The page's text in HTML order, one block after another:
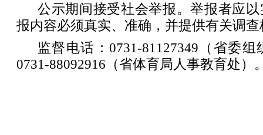
公示期间接受社会举报。举报者应
报内容必须真实、准确，并提供有关调
监督电话：0731-81127349（省委
0731-88092916（省体育局人事教育处）